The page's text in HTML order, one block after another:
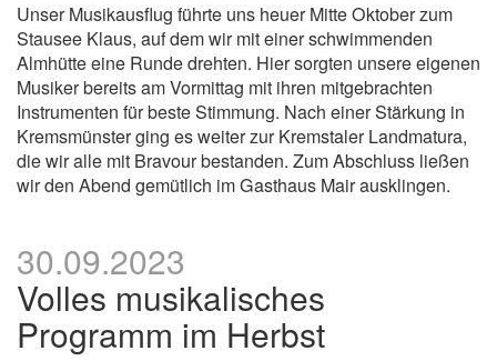
Unser Musikausflug führte uns heuer Mitte Oktober zum
Stausee Klaus, auf dem wir mit einer schwimmenden
Almhütte eine Runde drehten. Hier sorgten unsere eigenen
Musiker bereits am Vormittag mit ihren mitgebrachten
Instrumenten für beste Stimmung. Nach einer Stärkung in
Kremsmünster ging es weiter zur Kremstaler Landmatura,
die wir alle mit Bravour bestanden. Zum Abschluss ließen
wir den Abend gemütlich im Gasthaus Mair ausklingen.
30.09.2023
Volles musikalisches
Programm im Herbst